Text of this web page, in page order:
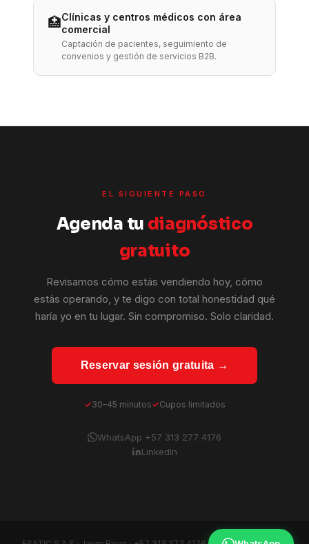
🏥Clínicas y centros médicos con área
comercial
Captación de pacientes, seguimiento de
convenios y gestión de servicios B2B.
EL SIGUIENTE PASO
Agenda tu diagnóstico
gratuito
Revisamos cómo estás vendiendo hoy, cómo
estás operando, y te digo con total honestidad qué
haría yo en tu lugar. Sin compromiso. Solo claridad.
Reservar sesión gratuita →
30–45 minutos Cupos limitados
WhatsApp +57 313 277 4176
LinkedIn